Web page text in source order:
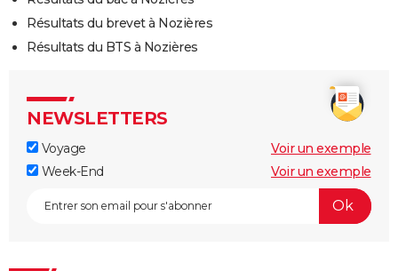
Résultats du brevet à Nozières
Résultats du BTS à Nozières
NEWSLETTERS
Voyage
Voir un exemple
Week-End
Voir un exemple